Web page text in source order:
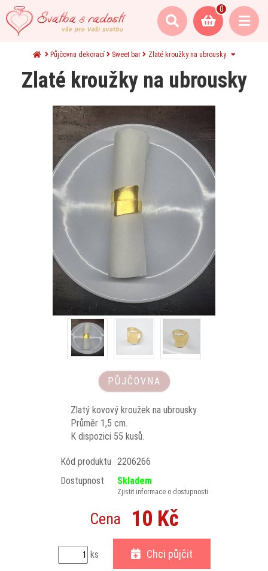
0
Půjčovna dekorací Sweet bar Zlaté kroužky na ubrousky
Zlaté kroužky na ubrousky
PŮJČOVNA
Zlatý kovový kroužek na ubrousky.
Průměr 1,5 cm.
K dispozici 55 kusů.
Kód produktu 2206266
Dostupnost
Skladem
Zjistit informace o dostupnosti
Cena 10 Kč
ks Chci půjčit